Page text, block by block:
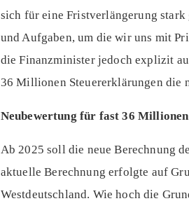
sich für eine Fristverlängerung stark
und Aufgaben, um die wir uns mit
die Finanzminister jedoch explizit
36 Millionen Steuererklärungen die
Neubewertung für fast 36
Ab 2025 soll die neue Berechnung
aktuelle Berechnung erfolgte auf
Westdeutschland. Wie hoch die